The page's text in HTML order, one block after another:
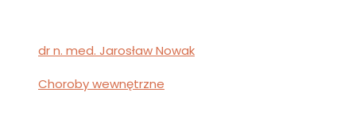
dr n. med. Jarosław Nowak
Choroby wewnętrzne